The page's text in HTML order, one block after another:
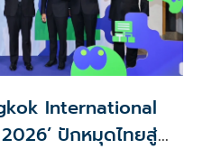
International
ปักหมุดไทยสู่